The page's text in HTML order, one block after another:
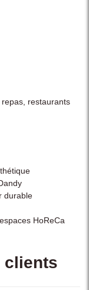
restaurants
durable
HoReCa
clients